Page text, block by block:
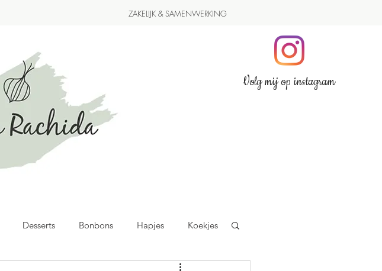
ZAKELIJK & SAMENWERKING
Volg mij op instagram
Desserts Bonbons Hapjes Koekjes